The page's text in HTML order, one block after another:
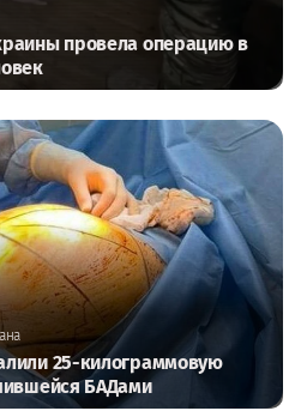
провела операцию в
25-килограммовую
БАДами